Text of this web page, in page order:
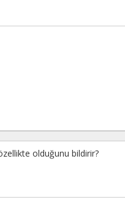
olduğunu bildirir?